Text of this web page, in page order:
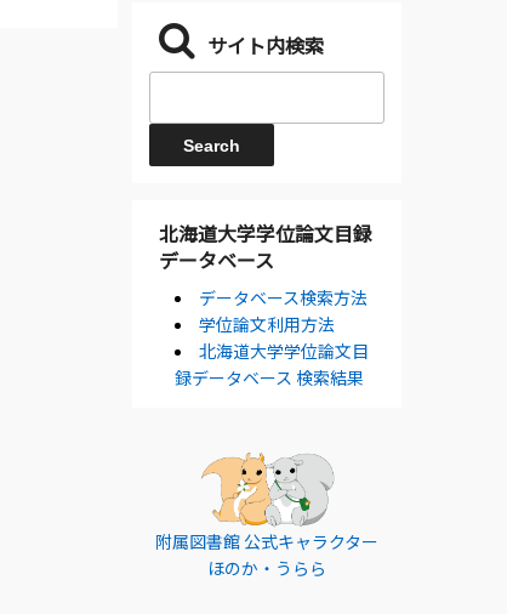
サイト内検索
北海道大学学位論文目録
データベース
データベース検索方法
学位論文利用方法
北海道大学学位論文目
録データベース 検索結果
附属図書館 公式キャラクター
ほのか・うらら